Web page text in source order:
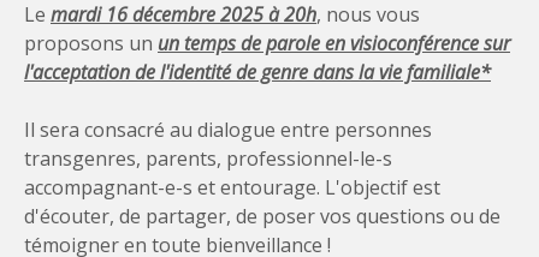
Le mardi 16 décembre 2025à 20h, nous vous
proposons un un temps de parole en visioconférencesur
l'acceptation de l'identité de genre dans la vie familiale*
Il sera consacré au dialogue entre personnes
transgenres, parents, professionnel-le-s
accompagnant-e-s et entourage. L'objectif est
d'écouter, de partager, de poser vos questions ou de
témoigner en toute bienveillance !